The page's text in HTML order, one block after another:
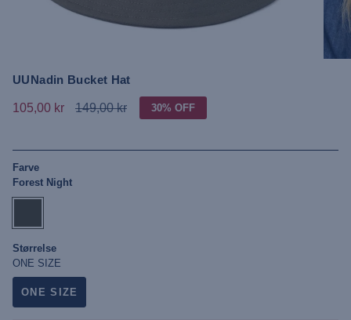
UUNadin Bucket Hat
105,00 kr 149,00 kr 30% OFF
Farve
Forest Night
Størrelse
ONE SIZE
ONE SIZE